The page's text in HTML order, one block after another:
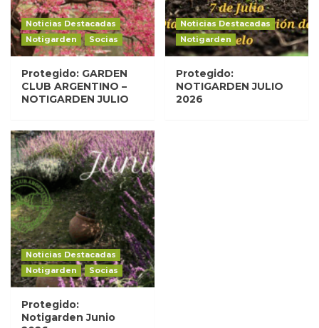
Noticias Destacadas
Notigarden
Socias
Protegido: GARDEN
CLUB ARGENTINO –
NOTIGARDEN JULIO
Noticias Destacadas
Notigarden
Protegido:
NOTIGARDEN JULIO
2026
Noticias Destacadas
Notigarden
Socias
Protegido:
Notigarden Junio